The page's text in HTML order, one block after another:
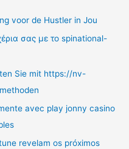
voor de Hustler in Jou
σας με το spinational-
Sie mit https://nv-
avec play jonny casino
revelam os próximos